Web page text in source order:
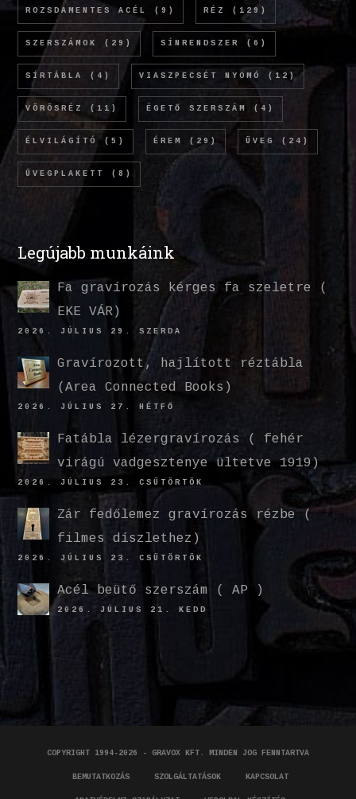
ROZSDAMENTES ACÉL (9) RÉZ (129)
SZERSZÁMOK (29) SÍNRENDSZER (6)
SÍRTÁBLA (4) VIASZPECSÉT NYOMÓ (12)
VÖRÖSRÉZ (11) ÉGETŐ SZERSZÁM (4)
ÉLVILÁGÍTÓ (5) ÉREM (29) ÜVEG (24)
ÜVEGPLAKETT (8)
Legújabb munkáink
Fa gravírozás kérges fa szeletre (
EKE VÁR)
2026. JÚLIUS 29. SZERDA
Gravírozott, hajlított réztábla
(Area Connected Books)
2026. JÚLIUS 27. HÉTFŐ
Fatábla lézergravírozás ( fehér
virágú vadgesztenye ültetve 1919)
2026. JÚLIUS 23. CSÜTÖRTÖK
Zár fedőlemez gravírozás rézbe (
filmes díszlethez)
2026. JÚLIUS 23. CSÜTÖRTÖK
Acél beütő szerszám ( AP )
2026. JÚLIUS 21. KEDD
COPYRIGHT 1994-2026 - GRAVOX KFT. MINDEN JOG FENNTARTVA
BEMUTATKOZÁS SZOLGÁLTATÁSOK KAPCSOLAT